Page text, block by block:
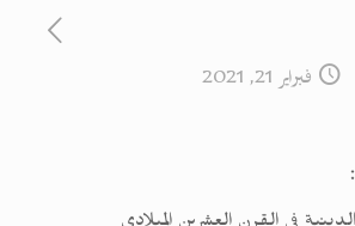
فبراير 21, 2021